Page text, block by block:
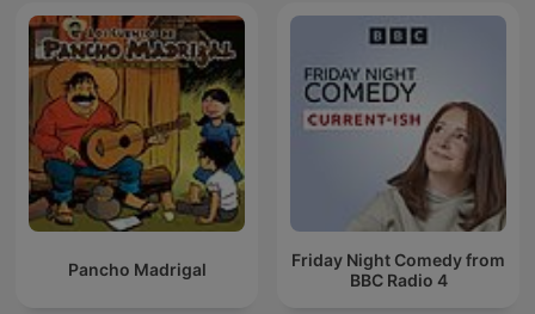
Pancho Madrigal
Friday Night Comedy from
BBC Radio 4